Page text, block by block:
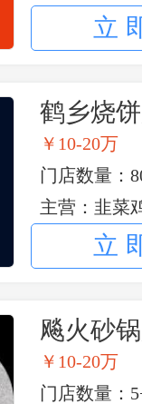
立
鹤乡烧
￥10-20万
门店数量：
主营：韭菜
酸菜馅饼
立
飚火砂
￥10-20万
门店数量：